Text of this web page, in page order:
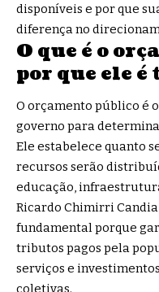
disponíveis e por que
diferença no
O que é o
por que ele
O orçamento público é
governo para
Ele estabelece quanto
recursos serão
educação,
Ricardo Chimirri
fundamental porque
tributos pagos pela
serviços e
coletivas.